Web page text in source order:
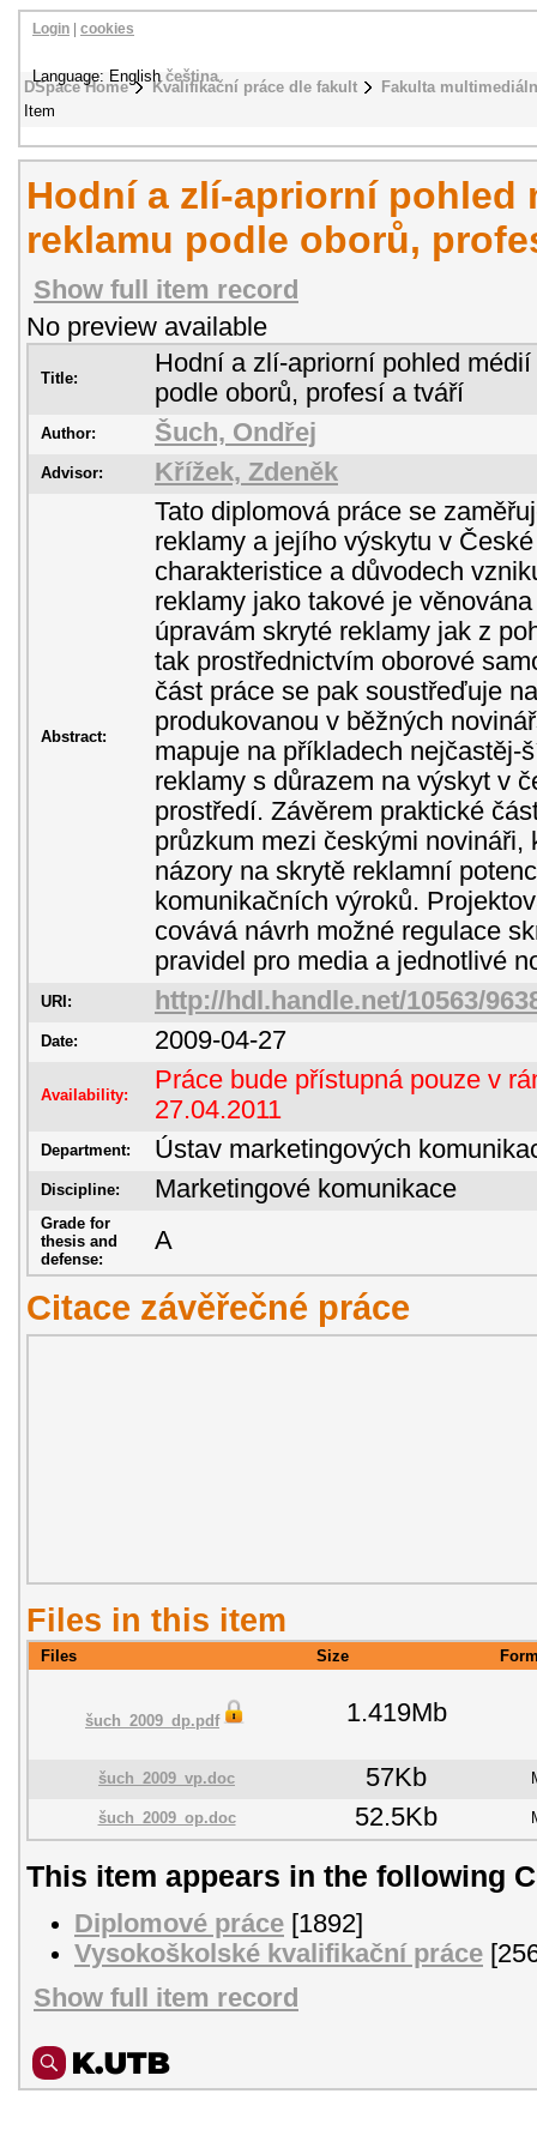
DSpace Home Kvalifikační práce dle fakult
Fakulta
Item
Login cookies
Language: Englishčeština
Hodní a zlí-apriorní pohled
reklamu podle oborů,
Show full item record
No preview available
Title:
Hodní a zlí-apriorní pohled
podle oborů, profesí a tváří
Author: Šuch, Ondřej
Advisor: Křížek, Zdeněk
Abstract:
Tato diplomová práce se
reklamy a jejího výskytu v
charakteristice a důvodech
reklamy jako takové je
úpravám skryté reklamy jak z
tak prostřednictvím oborové
část práce se pak soustřeďuje
produkovanou v běžných
mapuje na příkladech nejčastěj-
reklamy s důrazem na výskyt v
prostředí. Závěrem praktické
průzkum mezi českými novináři,
názory na skrytě reklamní
komunikačních výroků.
covává návrh možné regulace
pravidel pro media a jednotlivé
URI: http://hdl.handle.net/10563/
Date: 2009-04-27
Availability:
Práce bude přístupná pouze v
27.04.2011
Department: Ústav marketingových
Discipline: Marketingové komunikace
Grade for
thesis and
defense:
A
Citace závěřečné práce
Files in this item
Files Size
šuch_2009_dp.pdf 1.419Mb
šuch_2009_vp.doc 57Kb
šuch_2009_op.doc 52.5Kb
This item appears in the following
Diplomové práce [1892]
Vysokoškolské kvalifikační práce
Show full item record